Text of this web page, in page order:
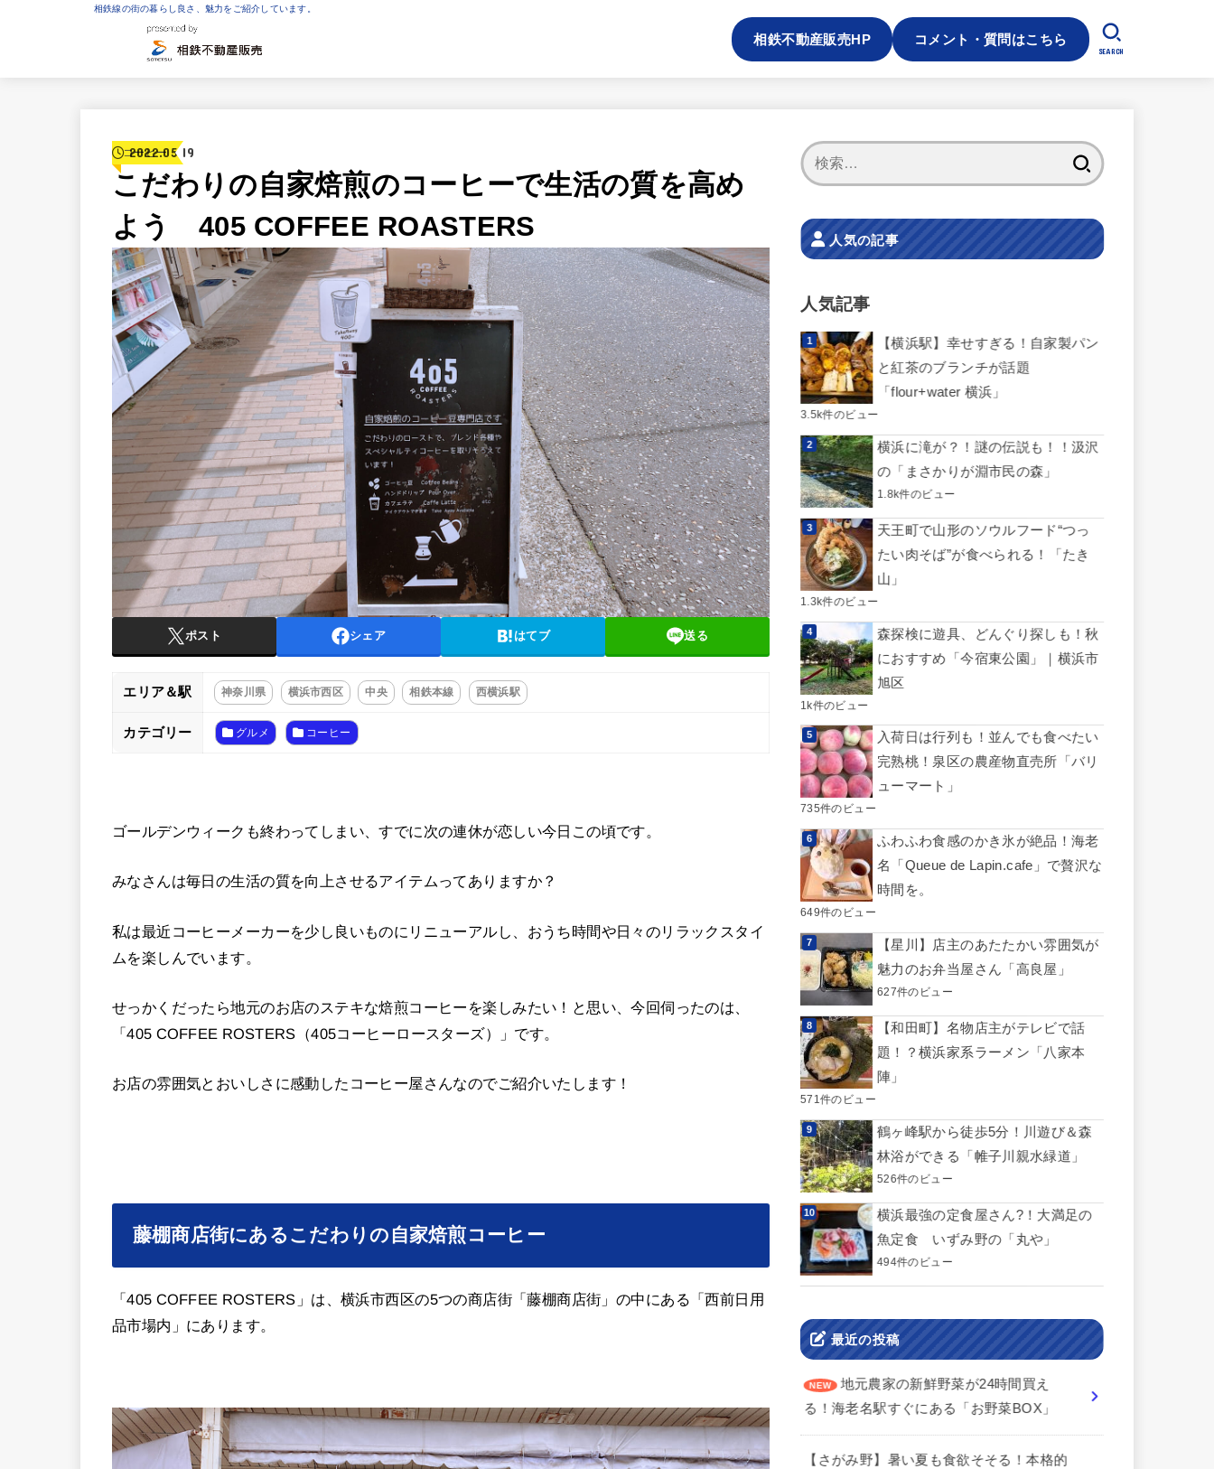
相鉄線の街の暮らし良さ、魅力をご紹介しています。
相鉄不動産販売HP コメント・質問はこちら
SEARCH
コーヒー
2022.05.19
こだわりの自家焙煎のコーヒーで生活の質を高め
よう 405 COFFEE ROASTERS
ポスト シェア はてブ 送る
エリア＆駅 神奈川県 横浜市西区 中央 相鉄本線 西横浜駅
カテゴリー グルメ コーヒー
ゴールデンウィークも終わってしまい、すでに次の連休が恋しい今日この頃です。
みなさんは毎日の生活の質を向上させるアイテムってありますか？
私は最近コーヒーメーカーを少し良いものにリニューアルし、おうち時間や日々のリラックスタイ
ムを楽しんでいます。
せっかくだったら地元のお店のステキな焙煎コーヒーを楽しみたい！と思い、今回伺ったのは、
「405 COFFEE ROSTERS（405コーヒーロースターズ）」です。
お店の雰囲気とおいしさに感動したコーヒー屋さんなのでご紹介いたします！
藤棚商店街にあるこだわりの自家焙煎コーヒー
「405 COFFEE ROSTERS」は、横浜市西区の5つの商店街「藤棚商店街」の中にある「西前日用
品市場内」にあります。
人気の記事
人気記事
【横浜駅】幸せすぎる！自家製パン
と紅茶のブランチが話題
「flour+water 横浜」
3.5k件のビュー
横浜に滝が？！謎の伝説も！！汲沢
の「まさかりが淵市民の森」
1.8k件のビュー
天王町で山形のソウルフード“つっ
たい肉そば”が食べられる！「たき
山」
1.3k件のビュー
森探検に遊具、どんぐり探しも！秋
におすすめ「今宿東公園」｜横浜市
旭区
1k件のビュー
入荷日は行列も！並んでも食べたい
完熟桃！泉区の農産物直売所「バリ
ューマート」
735件のビュー
ふわふわ食感のかき氷が絶品！海老
名「Queue de Lapin.cafe」で贅沢な
時間を。
649件のビュー
【星川】店主のあたたかい雰囲気が
魅力のお弁当屋さん「高良屋」
627件のビュー
【和田町】名物店主がテレビで話
題！？横浜家系ラーメン「八家本
陣」
571件のビュー
鶴ヶ峰駅から徒歩5分！川遊び＆森
林浴ができる「帷子川親水緑道」
526件のビュー
横浜最強の定食屋さん?！大満足の
魚定食 いずみ野の「丸や」
494件のビュー
最近の投稿
地元農家の新鮮野菜が24時間買え
る！海老名駅すぐにある「お野菜BOX」
【さがみ野】暑い夏も食欲そそる！本格的